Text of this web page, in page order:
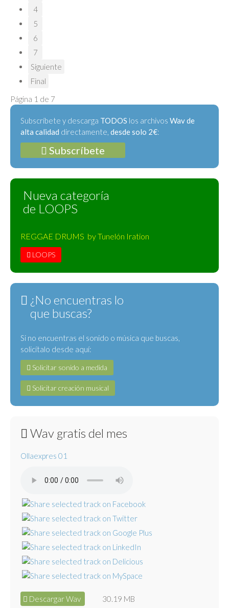
4
5
6
7
Siguiente
Final
Página 1 de 7
Subscríbete y descarga TODOS los archivos Wav de
alta calidad directamente, desde solo 2€:
Subscríbete
Nueva categoría
de LOOPS
REGGAE DRUMS by Tunelón Iration
LOOPS
¿No encuentras lo
que buscas?
Si no encuentras el sonido o música que buscas,
solicítalo desde aquí:
Solicitar sonido a medida
Solicitar creación musical
Wav gratis del mes
Ollaexpres 01
Descargar Wav 30.19 MB